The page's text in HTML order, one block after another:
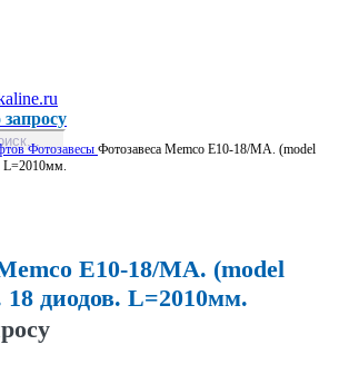
Фотозавесы Фотозавеса Memco E10-18/MA. (model
L=2010мм.
E10-18/MA. (model
18 диодов. L=2010мм.